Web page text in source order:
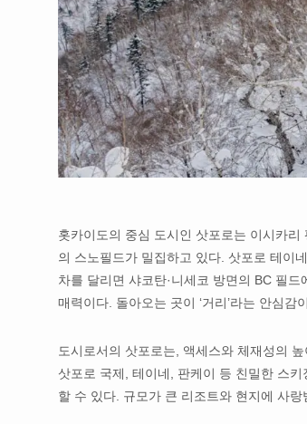
홋카이도의 중심 도시인 삿포로는 이시카
의 스노필드가 밀집하고 있다. 삿포로 테이
차를 달리면 샤코탄·니세코 방면의 BC 필
매력이다. 돌아오는 곳이 ‘거리’라는 안심
도시로서의 삿포로는, 액세스와 체재성의
삿포로 국제, 테이네, 판케이 등 친밀한 스
할 수 있다. 규모가 큰 리조트와 현지에 사